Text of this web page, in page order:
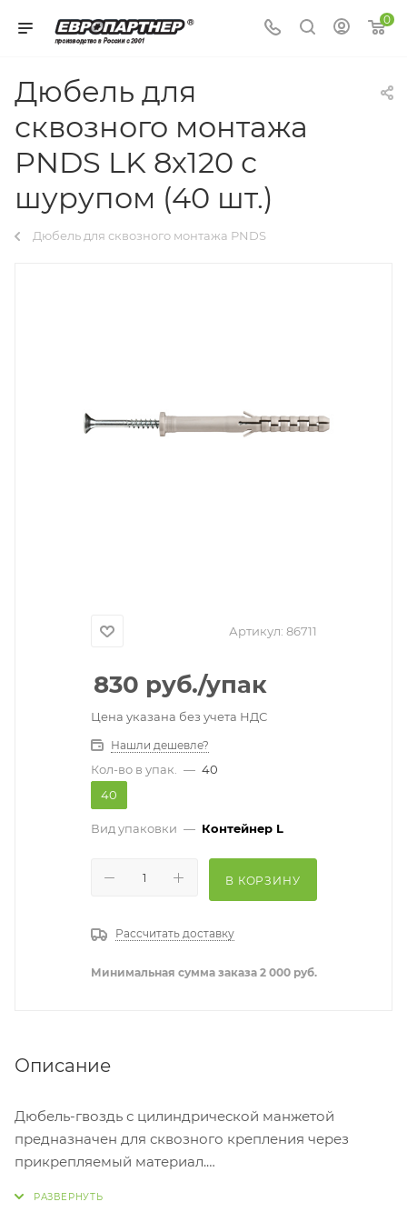
0
Дюбель для
сквозного монтажа
PNDS LK 8х120 с
шурупом (40 шт.)
Дюбель для сквозного монтажа PNDS
Артикул: 86711
830 руб./упак
Цена указана без учета НДС
Нашли дешевле?
Кол-во в упак. — 40
40
Вид упаковки — Контейнер L
В КОРЗИНУ
Рассчитать доставку
Минимальная сумма заказа 2 000 руб.
Описание
Дюбель-гвоздь с цилиндрической манжетой
предназначен для сквозного крепления через
прикрепляемый материал.